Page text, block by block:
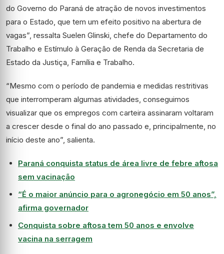
do Governo do Paraná de atração de novos investimentos
para o Estado, que tem um efeito positivo na abertura de
vagas”, ressalta Suelen Glinski, chefe do Departamento do
Trabalho e Estímulo à Geração de Renda da Secretaria de
Estado da Justiça, Família e Trabalho.
“Mesmo com o período de pandemia e medidas restritivas
que interromperam algumas atividades, conseguimos
visualizar que os empregos com carteira assinaram voltaram
a crescer desde o final do ano passado e, principalmente, no
início deste ano”, salienta.
Paraná conquista status de área livre de febre aftosa
sem vacinação
“É o maior anúncio para o agronegócio em 50 anos”,
afirma governador
Conquista sobre aftosa tem 50 anos e envolve
vacina na serragem